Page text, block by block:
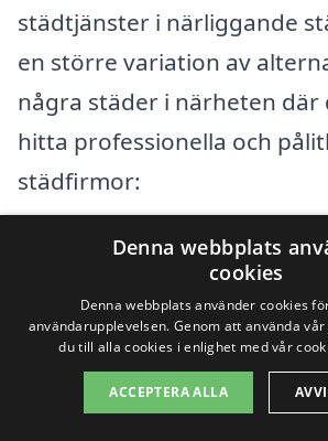
städtjänster i närliggande
en större variation av
några städer i närheten där
hitta professionella och
städfirmor:
Huddinge
Skogås
Länna
Boo
Denna webbplats
cookies
Denna webbplats använder cookies
användarupplevelsen. Genom att använda
du till alla cookies i enlighet med vår
ACCEPTERA ALLA